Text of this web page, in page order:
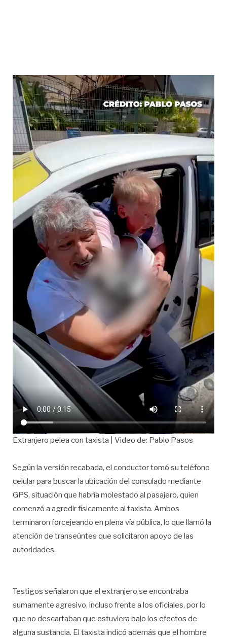
Extranjero pelea con taxista | Video de: Pablo Pasos
Según la versión recabada, el conductor tomó su teléfono
celular para buscar la ubicación del consulado mediante
GPS, situación que habría molestado al pasajero, quien
comenzó a agredir físicamente al taxista. Ambos
terminaron forcejeando en plena vía pública, lo que llamó la
atención de transeúntes que solicitaron apoyo de las
autoridades.
Testigos señalaron que el extranjero se encontraba
sumamente agresivo, incluso frente a los oficiales, por lo
que no descartaban que estuviera bajo los efectos de
alguna sustancia. El taxista indicó además que el hombre